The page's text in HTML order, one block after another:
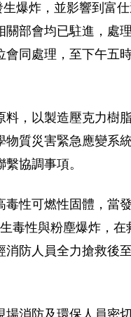
爆炸，並影響到富
部會均已駐進，處
同處理，至下午五
，以製造壓克力樹
質災害緊急應變系
協調事項。
性可燃性固體，當
毒性與粉塵爆炸，
防人員全力搶救後
消防及環保人員密